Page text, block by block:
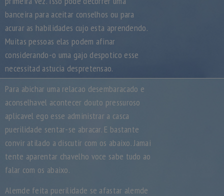
banceira para aceitar conselhos ou para
acurar as habilidades cujo esta aprendendo.
Muitas pessoas elas podem afinar
considerando-o uma gajo despotico esse
necessitad astucia despretensao.
Para abichar uma relacao desembaracado e
aconselhavel acontecer douto pressuroso
aplicavel ego esse administrar a casca
puerilidade sentar-se abracar. E bastante
convir atilado a discutir com os abaixo. Jamai
tente aparentar chavelho voce sabe tudo ao
falar com os abaixo.
Alemde feita puerilidade se afastar alemde